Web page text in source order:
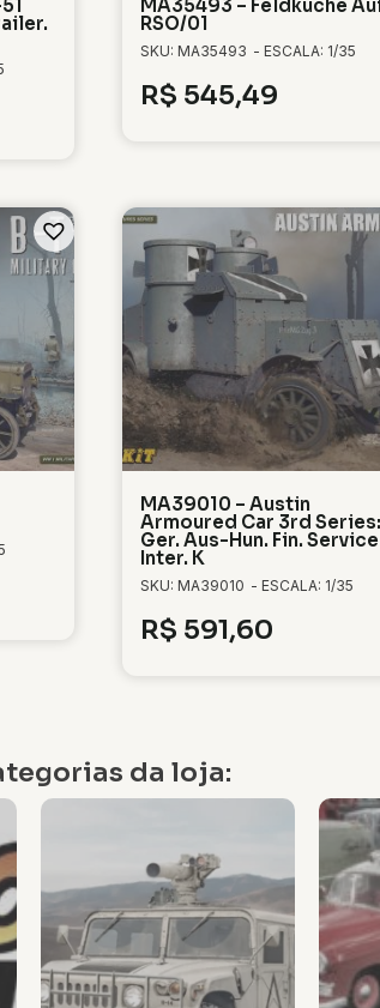
MA35493 – Feldkuche
RSO/01
SKU: MA35493 - ESCALA: 1/35
R$ 545,49
MA39010 – Austin
Armoured Car 3rd Series:
Ger. Aus-Hun. Fin. Service
Inter. K
SKU: MA39010 - ESCALA: 1/35
R$ 591,60
da loja: